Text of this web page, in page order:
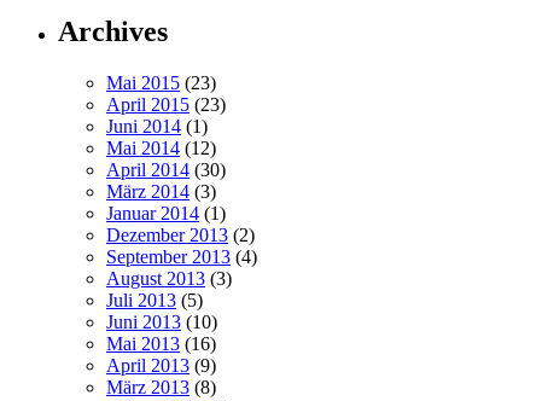
Archives
Mai 2015 (23)
April 2015 (23)
Juni 2014 (1)
Mai 2014 (12)
April 2014 (30)
März 2014 (3)
Januar 2014 (1)
Dezember 2013 (2)
September 2013 (4)
August 2013 (3)
Juli 2013 (5)
Juni 2013 (10)
Mai 2013 (16)
April 2013 (9)
März 2013 (8)